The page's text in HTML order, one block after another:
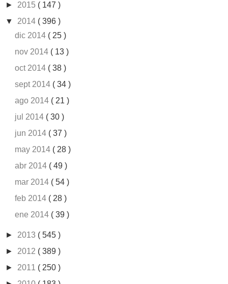
► 2015 ( 147 )
▼ 2014 ( 396 )
dic 2014 ( 25 )
nov 2014 ( 13 )
oct 2014 ( 38 )
sept 2014 ( 34 )
ago 2014 ( 21 )
jul 2014 ( 30 )
jun 2014 ( 37 )
may 2014 ( 28 )
abr 2014 ( 49 )
mar 2014 ( 54 )
feb 2014 ( 28 )
ene 2014 ( 39 )
► 2013 ( 545 )
► 2012 ( 389 )
► 2011 ( 250 )